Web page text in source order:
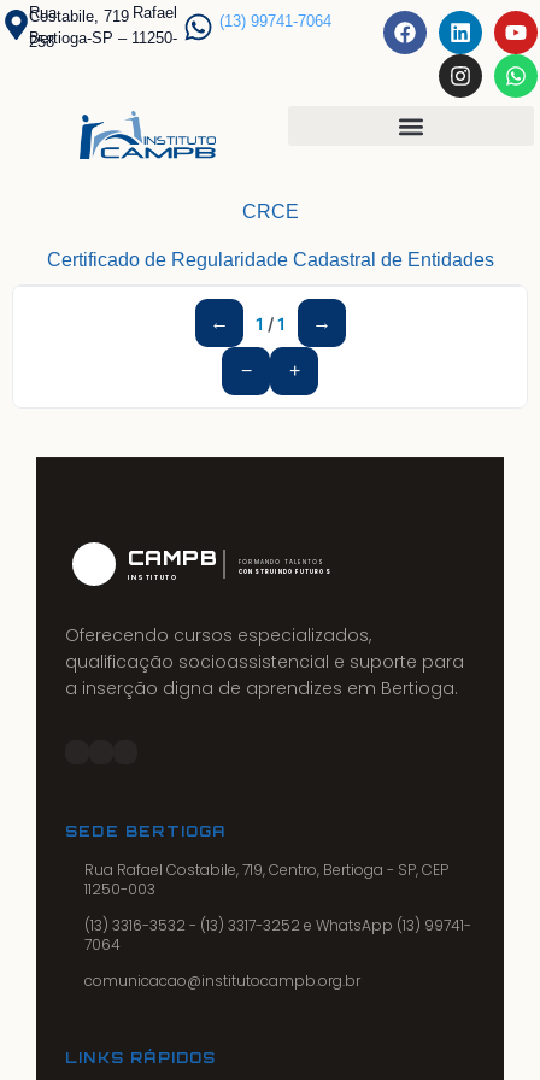
Rua Rafael
Costabile, 719
Bertioga-SP – 11250-
258
(13) 99741-7064
CRCE
Certificado de Regularidade Cadastral de Entidades
− +
← 1 / 1 →
CAMPB
INSTITUTO
FORMANDO TALENTOS
CONSTRUINDO FUTUROS
Oferecendo cursos especializados,
qualificação socioassistencial e suporte para
a inserção digna de aprendizes em Bertioga.
SEDE BERTIOGA
Rua Rafael Costabile, 719, Centro, Bertioga - SP, CEP
11250-003
(13) 3316-3532 - (13) 3317-3252 e WhatsApp (13) 99741-
7064
comunicacao@institutocampb.org.br
LINKS RÁPIDOS